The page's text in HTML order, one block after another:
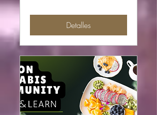
Detalles